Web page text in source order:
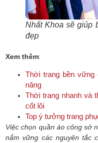
Nhất Khoa sẽ giúp
đẹp
Xem thêm:
Thời trang bền
năng
Thời trang nhanh và
cốt lõi
Top ý tưởng trang
Việc chọn quần áo công sở
nắm vững các nguyên tắc